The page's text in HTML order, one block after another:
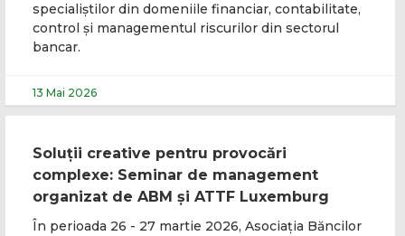
specialiștilor din domeniile financiar, contabilitate,
control și managementul riscurilor din sectorul
bancar.
13 Mai 2026
Soluții creative pentru provocări
complexe: Seminar de management
organizat de ABM și ATTF Luxemburg
În perioada 26 - 27 martie 2026, Asociația Băncilor